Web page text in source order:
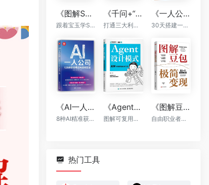
《图解Skill：AI提效实战指南》
跟着宝玉学Skill，让你的AI自动出活
《千问+“龙虾”+“悟空”：轻松搞定一人AI生态》
打通三大利器，千问提示词，OpenClaw自动执行，“悟空”全能落地
《一人公司：AI时代普通人的财富新风口》
30天搭建一人公司框架
《AI一人公司：128种商业模式与盈利实操》
8种AI精准获客方法+全程运营辅助，让你一个人活成一支团队
《Agent设计模式》
图解可复用智能体架构
《图解豆包极简变现》
自由职业者的AI赚钱手册
热门工具